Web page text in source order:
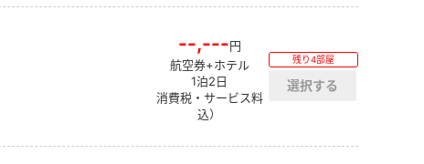
--,---円
航空券+ホテル
1泊2日
消費税・サービス料
込）
残り4部屋